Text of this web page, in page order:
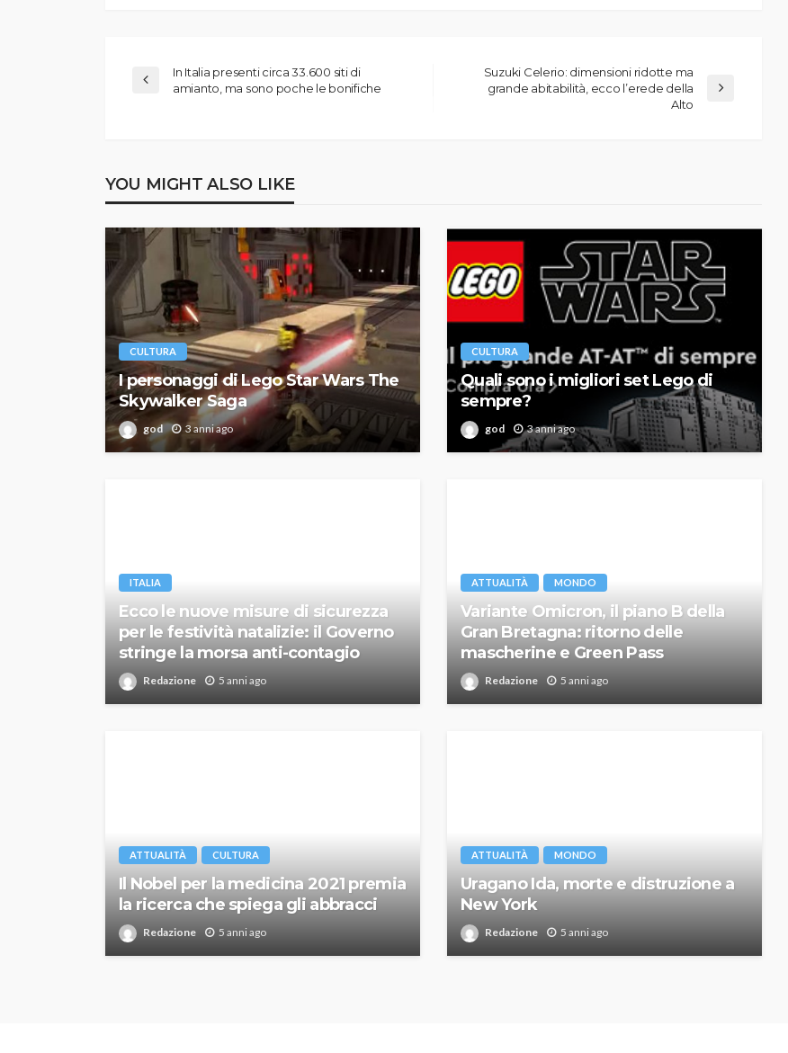
In Italia presenti circa 33.600 siti di
amianto, ma sono poche le bonifiche
Suzuki Celerio: dimensioni ridotte ma
grande abitabilità, ecco l’erede della
Alto
YOU MIGHT ALSO LIKE
CULTURA
I personaggi di Lego Star Wars The
Skywalker Saga
god 3 anni ago
CULTURA
Quali sono i migliori set Lego di
sempre?
god 3 anni ago
ITALIA
Ecco le nuove misure di sicurezza
per le festività natalizie: il Governo
stringe la morsa anti-contagio
Redazione 5 anni ago
ATTUALITÀ MONDO
Variante Omicron, il piano B della
Gran Bretagna: ritorno delle
mascherine e Green Pass
Redazione 5 anni ago
ATTUALITÀ CULTURA
Il Nobel per la medicina 2021 premia
la ricerca che spiega gli abbracci
Redazione 5 anni ago
ATTUALITÀ MONDO
Uragano Ida, morte e distruzione a
New York
Redazione 5 anni ago